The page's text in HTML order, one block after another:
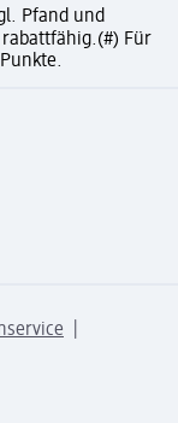
Pfand und
(#) Für